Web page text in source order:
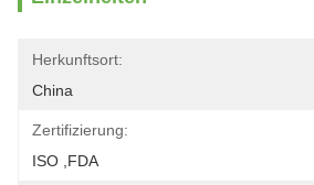
Herkunftsort:
China
Zertifizierung:
ISO ,FDA